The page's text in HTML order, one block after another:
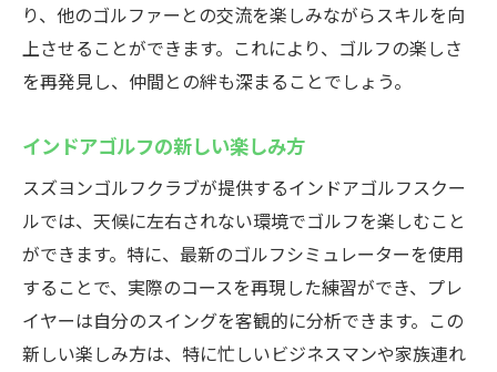
り、他のゴルファーとの交流を楽しみながらスキルを向
上させることができます。これにより、ゴルフの楽しさ
を再発見し、仲間との絆も深まることでしょう。
インドアゴルフの新しい楽しみ方
スズヨンゴルフクラブが提供するインドアゴルフスクー
ルでは、天候に左右されない環境でゴルフを楽しむこと
ができます。特に、最新のゴルフシミュレーターを使用
することで、実際のコースを再現した練習ができ、プレ
イヤーは自分のスイングを客観的に分析できます。この
新しい楽しみ方は、特に忙しいビジネスマンや家族連れ